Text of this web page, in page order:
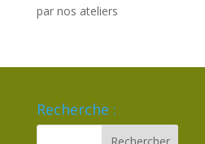
par nos ateliers
Recherche :